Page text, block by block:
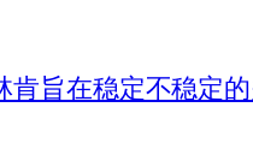
肯旨在稳定不稳定